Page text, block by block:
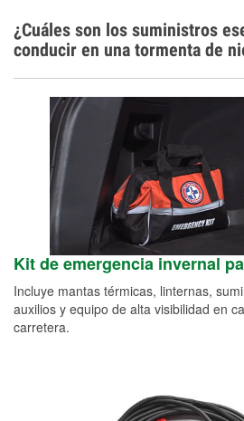
¿Cuáles son los suministros
conducir en una tormenta de
Kit de emergencia invernal
Incluye mantas térmicas, linternas,
auxilios y equipo de alta visibilidad en
carretera.